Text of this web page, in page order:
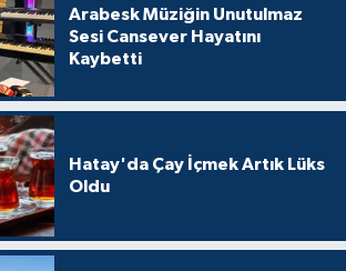
Arabesk Müziğin Unutulmaz
Sesi Cansever Hayatını
Kaybetti
Hatay'da Çay İçmek Artık Lüks
Oldu